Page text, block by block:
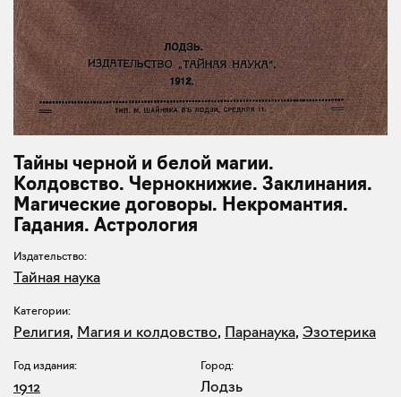
Тайны черной и белой магии.
Колдовство. Чернокнижие. Заклинания.
Магические договоры. Некромантия.
Гадания. Астрология
Издательство:
Тайная наука
Категории:
Религия, Магия и колдовство, Паранаука, Эзотерика
Год издания:
1912
Город:
Лодзь